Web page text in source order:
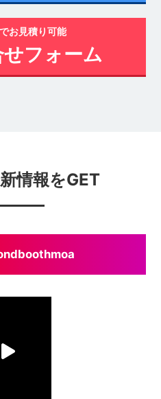
お見積り可能
フォーム
情報をGET